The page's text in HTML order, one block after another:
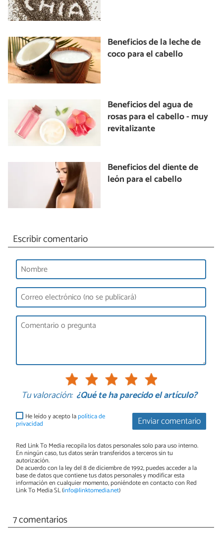
Beneficios de la leche de
coco para el cabello
Beneficios del agua de
rosas para el cabello - muy
revitalizante
Beneficios del diente de
león para el cabello
Escribir comentario
Tu valoración: ¿Qué te ha parecido el artículo?
Enviar comentario
He leído y acepto lapolítica de
privacidad
Red Link To Media recopila los datos personales solo para uso interno.
En ningún caso, tus datos serán transferidos a terceros sin tu
autorización.
De acuerdo con la ley del 8 de diciembre de 1992, puedes acceder a la
base de datos que contiene tus datos personales y modificar esta
información en cualquier momento, poniéndote en contacto con Red
Link To Media SL (info@linktomedia.net)
7 comentarios